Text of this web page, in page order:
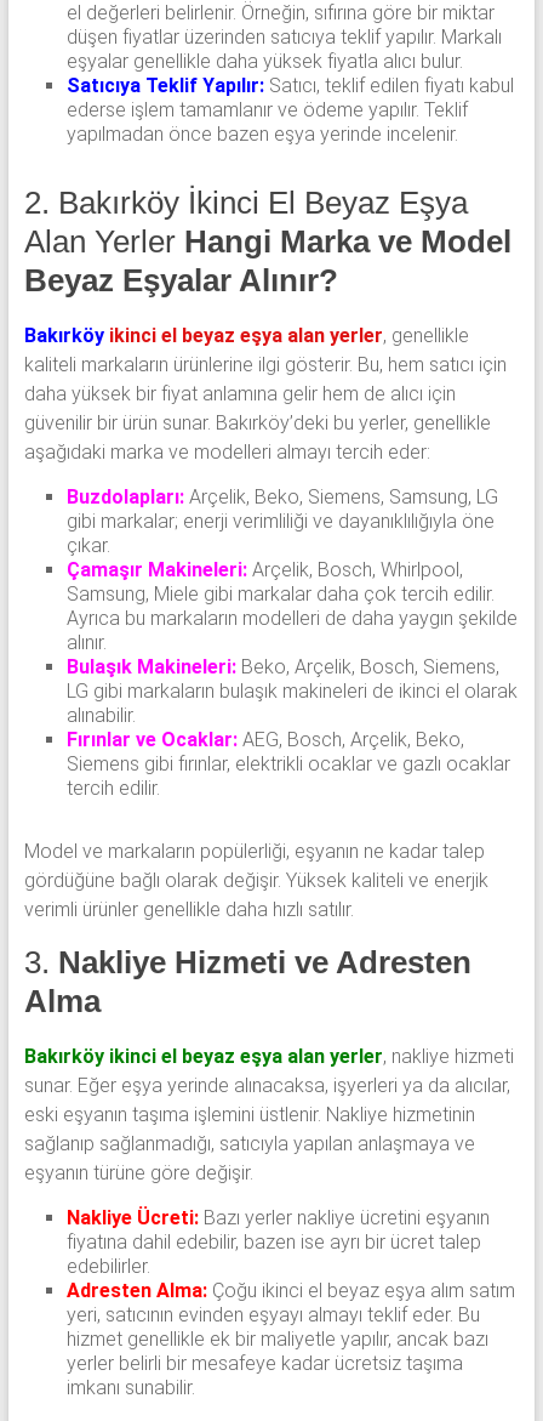
el değerleri belirlenir. Örneğin, sıfırına göre bir miktar
düşen fiyatlar üzerinden satıcıya teklif yapılır. Markalı
eşyalar genellikle daha yüksek fiyatla alıcı bulur.
Satıcıya Teklif Yapılır:Satıcı, teklif edilen fiyatı kabul
ederse işlem tamamlanır ve ödeme yapılır. Teklif
yapılmadan önce bazen eşya yerinde incelenir.
2. Bakırköy İkinci El Beyaz Eşya
Alan Yerler Hangi Marka ve Model
Beyaz Eşyalar Alınır?
Bakırköy ikinci el beyaz eşya alan yerler, genellikle
kaliteli markaların ürünlerine ilgi gösterir. Bu, hem satıcı için
daha yüksek bir fiyat anlamına gelir hem de alıcı için
güvenilir bir ürün sunar. Bakırköy’deki bu yerler, genellikle
aşağıdaki marka ve modelleri almayı tercih eder:
Buzdolapları:Arçelik, Beko, Siemens, Samsung, LG
gibi markalar; enerji verimliliği ve dayanıklılığıyla öne
çıkar.
Çamaşır Makineleri:Arçelik, Bosch, Whirlpool,
Samsung, Miele gibi markalar daha çok tercih edilir.
Ayrıca bu markaların modelleri de daha yaygın şekilde
alınır.
Bulaşık Makineleri:Beko, Arçelik, Bosch, Siemens,
LG gibi markaların bulaşık makineleri de ikinci el olarak
alınabilir.
Fırınlar ve Ocaklar:AEG, Bosch, Arçelik, Beko,
Siemens gibi fırınlar, elektrikli ocaklar ve gazlı ocaklar
tercih edilir.
Model ve markaların popülerliği, eşyanın ne kadar talep
gördüğüne bağlı olarak değişir. Yüksek kaliteli ve enerjik
verimli ürünler genellikle daha hızlı satılır.
3. Nakliye Hizmeti ve Adresten
Alma
Bakırköy ikinci el beyaz eşya alan yerler, nakliye hizmeti
sunar. Eğer eşya yerinde alınacaksa, işyerleri ya da alıcılar,
eski eşyanın taşıma işlemini üstlenir. Nakliye hizmetinin
sağlanıp sağlanmadığı, satıcıyla yapılan anlaşmaya ve
eşyanın türüne göre değişir.
Nakliye Ücreti:Bazı yerler nakliye ücretini eşyanın
fiyatına dahil edebilir, bazen ise ayrı bir ücret talep
edebilirler.
Adresten Alma:Çoğu ikinci el beyaz eşya alım satım
yeri, satıcının evinden eşyayı almayı teklif eder. Bu
hizmet genellikle ek bir maliyetle yapılır, ancak bazı
yerler belirli bir mesafeye kadar ücretsiz taşıma
imkanı sunabilir.